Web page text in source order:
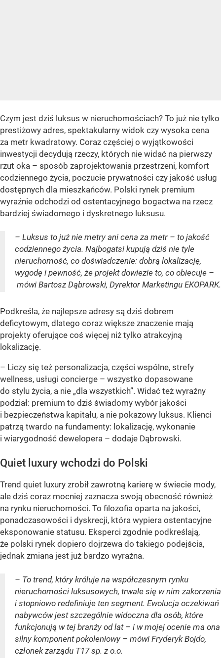
Czym jest dziś luksus w nieruchomościach? To już nie tylko
prestiżowy adres, spektakularny widok czy wysoka cena
za metr kwadratowy. Coraz częściej o wyjątkowości
inwestycji decydują rzeczy, których nie widać na pierwszy
rzut oka – sposób zaprojektowania przestrzeni, komfort
codziennego życia, poczucie prywatności czy jakość usług
dostępnych dla mieszkańców. Polski rynek premium
wyraźnie odchodzi od ostentacyjnego bogactwa na rzecz
bardziej świadomego i dyskretnego luksusu.
– Luksus to już nie metry ani cena za metr – to jakość
codziennego życia. Najbogatsi kupują dziś nie tyle
nieruchomość, co doświadczenie: dobrą lokalizację,
wygodę i pewność, że projekt dowiezie to, co obiecuje –
mówi Bartosz Dąbrowski, Dyrektor Marketingu EKOPARK.
Podkreśla, że najlepsze adresy są dziś dobrem
deficytowym, dlatego coraz większe znaczenie mają
projekty oferujące coś więcej niż tylko atrakcyjną
lokalizację.
– Liczy się też personalizacja, części wspólne, strefy
wellness, usługi concierge – wszystko dopasowane
do stylu życia, a nie „dla wszystkich”. Widać też wyraźny
podział: premium to dziś świadomy wybór jakości
i bezpieczeństwa kapitału, a nie pokazowy luksus. Klienci
patrzą twardo na fundamenty: lokalizację, wykonanie
i wiarygodność dewelopera – dodaje Dąbrowski.
Quiet luxury wchodzi do Polski
Trend quiet luxury zrobił zawrotną karierę w świecie mody,
ale dziś coraz mocniej zaznacza swoją obecność również
na rynku nieruchomości. To filozofia oparta na jakości,
ponadczasowości i dyskrecji, która wypiera ostentacyjne
eksponowanie statusu. Eksperci zgodnie podkreślają,
że polski rynek dopiero dojrzewa do takiego podejścia,
jednak zmiana jest już bardzo wyraźna.
– To trend, który króluje na współczesnym rynku
nieruchomości luksusowych, trwale się w nim zakorzenia
i stopniowo redefiniuje ten segment. Ewolucja oczekiwań
nabywców jest szczególnie widoczna dla osób, które
funkcjonują w tej branży od lat – i w mojej ocenie ma ona
silny komponent pokoleniowy – mówi Fryderyk Bojdo,
członek zarządu T17 sp. z o.o.